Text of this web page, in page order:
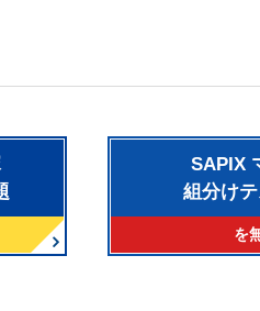
SAPIX
組分け
を